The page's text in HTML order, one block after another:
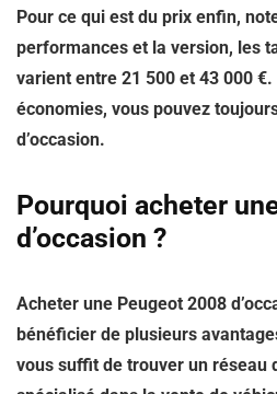
Pour ce qui est du prix enfin,
performances et la version, les
varient entre 21 500 et 43 000
économies, vous pouvez
d’occasion.
Pourquoi acheter
d’occasion ?
Acheter une Peugeot 2008
bénéficier de plusieurs
vous suffit de trouver un réseau